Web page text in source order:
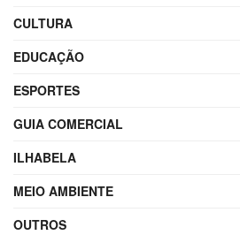
CULTURA
EDUCAÇÃO
ESPORTES
GUIA COMERCIAL
ILHABELA
MEIO AMBIENTE
OUTROS